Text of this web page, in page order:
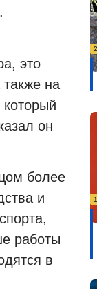
это
также на
он
более
и
работы
в